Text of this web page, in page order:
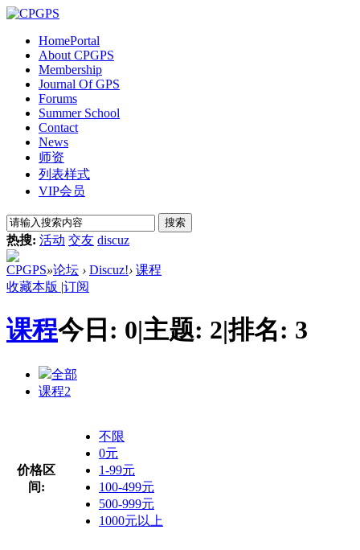
HomePortal
About CPGPS
Membership
Journal Of GPS
Forums
Summer School
Contact
News
师资
列表样式
VIP会员
搜索
热搜: 活动 交友 discuz
CPGPS»论坛 › Discuz!› 课程
收藏本版 |订阅
课程今日: 0|主题: 2|排名: 3
全部
课程2
价格区
间:
不限
0元
1-99元
100-499元
500-999元
1000元以上